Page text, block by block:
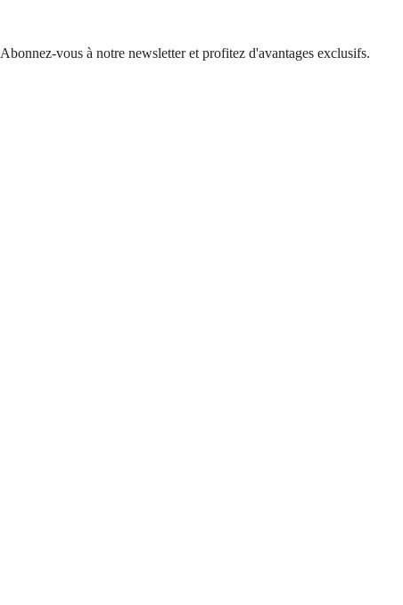
Abonnez-vous à notre newsletter et profitez d'avantages exclusifs.